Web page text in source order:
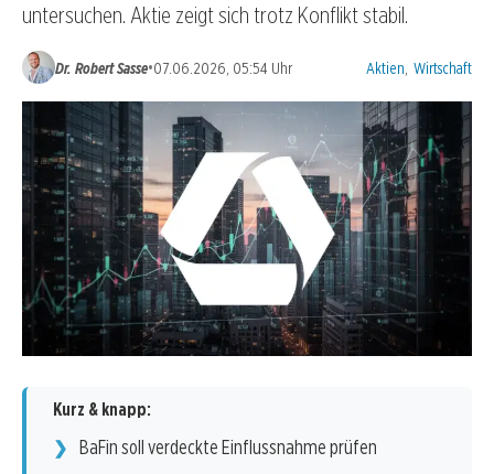
untersuchen. Aktie zeigt sich trotz Konflikt stabil.
Dr. Robert Sasse•07.06.2026, 05:54 Uhr Kategorien:
Aktien Wirtschaft
Kurz & knapp:
BaFin soll verdeckte Einflussnahme prüfen